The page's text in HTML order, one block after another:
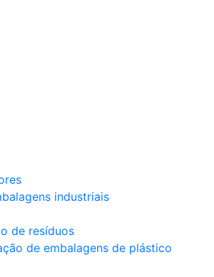
industriais
de resíduos
de embalagens de plástico